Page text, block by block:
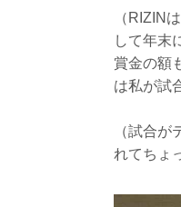
（RIZIN
して年末
賞金の額
は私が試
（試合
れてちょ